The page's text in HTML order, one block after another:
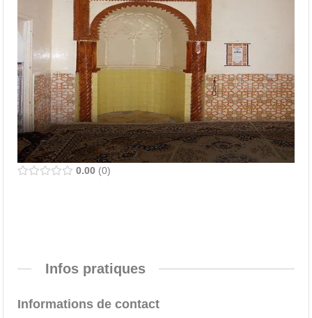
0.00 0
Infos pratiques
Informations de contact